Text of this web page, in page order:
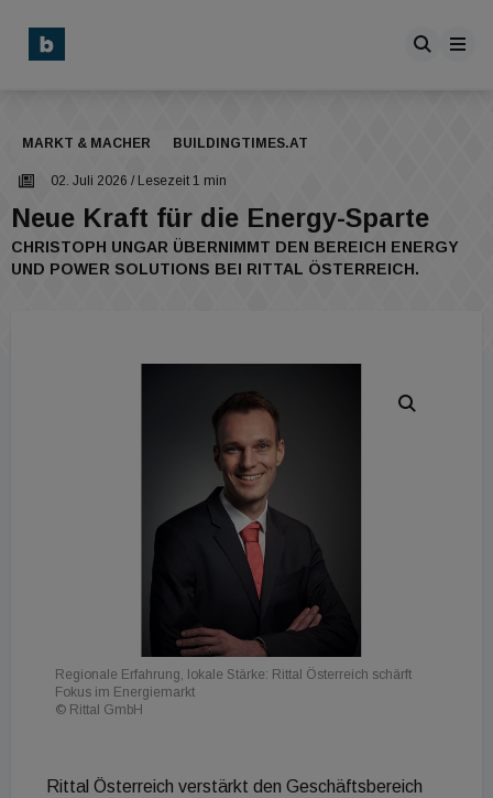
MARKT & MACHER BUILDINGTIMES.AT
02. Juli 2026 / Lesezeit 1 min
Neue Kraft für die Energy-Sparte
CHRISTOPH UNGAR ÜBERNIMMT DEN BEREICH ENERGY
UND POWER SOLUTIONS BEI RITTAL ÖSTERREICH.
Regionale Erfahrung, lokale Stärke: Rittal Österreich schärft
Fokus im Energiemarkt
© Rittal GmbH
Rittal Österreich verstärkt den Geschäftsbereich